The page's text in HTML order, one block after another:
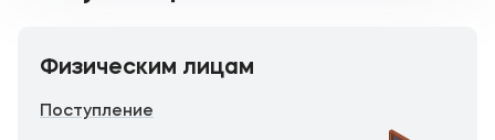
Физическим лицам
Поступление